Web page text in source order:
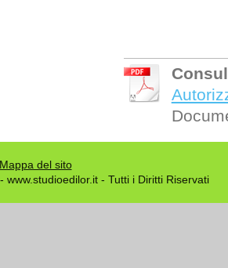
Mappa del sito
www.studioedilor.it - Tutti i Diritti Riservati